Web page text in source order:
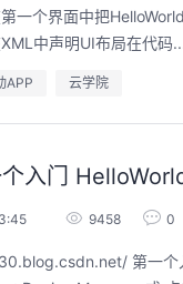
一个界面中把
中声明UI布局在代码
APP 云学院
入门
9458 0
第一个